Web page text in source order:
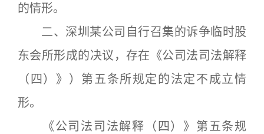
的情形。
二、深圳某公司自行召集的诉争临时股
东会所形成的决议，存在《公司法司法解释
（四）》）第五条所规定的法定不成立情
形。
《公司法司法解释（四）》第五条规